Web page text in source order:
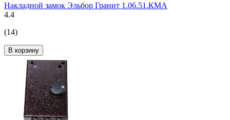
Накладной замок Эльбор Гранит 1.06.51.КМА
4.4
(14)
В корзину